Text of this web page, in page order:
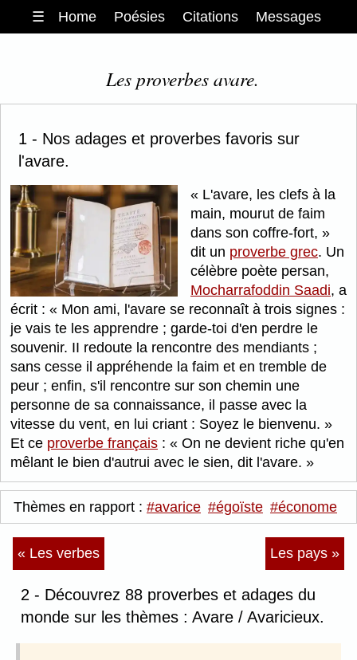
☰ Home Poésies Citations Messages
Les proverbes avare.
1 - Nos adages et proverbes favoris sur
l'avare.
L'avare, les clefs à la
main, mourut de faim
dans son coffre-fort,
dit un proverbe grec. Un
célèbre poète persan,
Mocharrafoddin Saadi, a
écrit :
Mon ami, l'avare se reconnaît à trois signes :
je vais te les apprendre ; garde-toi d'en perdre le
souvenir. II redoute la rencontre des mendiants ;
sans cesse il appréhende la faim et en tremble de
peur ; enfin, s'il rencontre sur son chemin une
personne de sa connaissance, il passe avec la
vitesse du vent, en lui criant : Soyez le bienvenu.
Et ce proverbe français :
On ne devient riche qu'en
mêlant le bien d'autrui avec le sien, dit l'avare.
Thèmes en rapport : #avarice #égoïste #économe
« Les verbes Les pays »
2 - Découvrez 88 proverbes et adages du
monde sur les thèmes : Avare / Avaricieux.